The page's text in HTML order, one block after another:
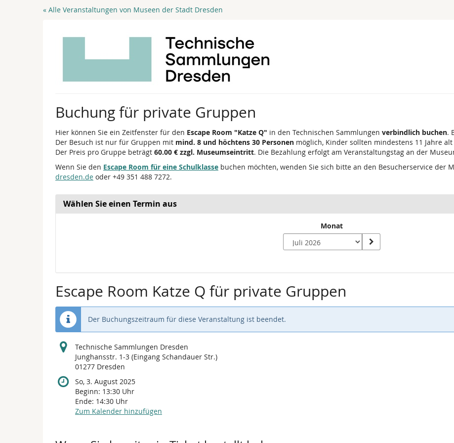
« Alle Veranstaltungen von Museen der Stadt Dresden
Buchung für private Gruppen
Hier können Sie ein Zeitfenster für den Escape Room "Katze Q" in den Technischen Sammlungen verbindlich buchen.
Der Besuch ist nur für Gruppen mit mind. 8 und höchtens 30 Personen möglich, Kinder sollten mindestens 11 Jahre alt
Der Preis pro Gruppe beträgt 60.00 € zzgl. Museumseintritt. Die Bezahlung erfolgt am Veranstaltungstag an der
Wenn Sie den Escape Room für eine Schulklasse buchen möchten, wenden Sie sich bitte an den Besucherservice der
dresden.de oder +49 351 488 7272.
Wählen Sie einen Termin aus
Monat
Escape Room Katze Q für private Gruppen
Der Buchungszeitraum für diese Veranstaltung ist beendet.
Technische Sammlungen Dresden
Junghansstr. 1-3 (Eingang Schandauer Str.)
01277 Dresden
So, 3. August 2025
Beginn: 13:30 Uhr
Ende: 14:30 Uhr
Zum Kalender hinzufügen